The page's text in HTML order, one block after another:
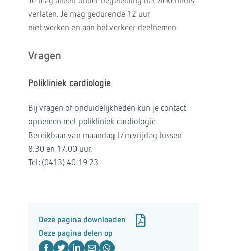
verlaten. Je mag gedurende 12 uur
niet werken en aan het verkeer deelnemen.
Vragen
Polikliniek cardiologie
Bij vragen of onduidelijkheden kun je contact
opnemen met polikliniek cardiologie
Bereikbaar van maandag t/m vrijdag tussen
8.30 en 17.00 uur.
Tel: (0413) 40 19 23
Deze pagina downloaden
Deze pagina delen op